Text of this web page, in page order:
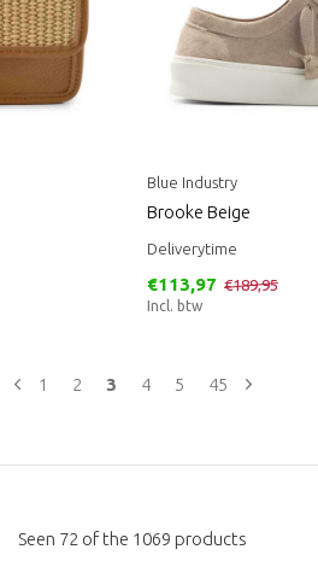
Blue Industry
Brooke Beige
Deliverytime
€113,97 €189,95
Incl. btw
1 2 3 4 5 45
Seen 72 of the 1069 products